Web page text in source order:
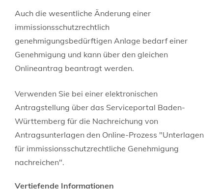
Auch die wesentliche Änderung einer
immissionsschutzrechtlich
genehmigungsbedürftigen Anlage bedarf einer
Genehmigung und kann über den gleichen
Onlineantrag beantragt werden.
Verwenden Sie bei einer elektronischen
Antragstellung über das Serviceportal Baden-
Württemberg für die Nachreichung von
Antragsunterlagen den Online-Prozess "Unterlagen
für immissionsschutzrechtliche Genehmigung
nachreichen".
Vertiefende Informationen